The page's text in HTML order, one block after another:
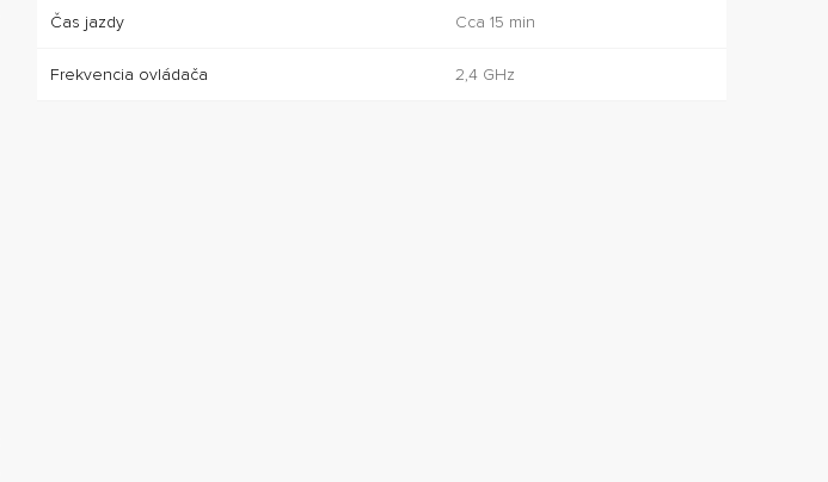
Čas jazdy Cca 15 min
Frekvencia ovládača 2,4 GHz